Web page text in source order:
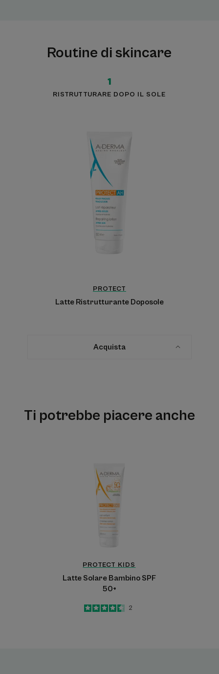
Routine di skincare
1
Latte
RISTRUTTURARE DOPO IL SOLE
PROTECT
Latte Ristrutturante Doposole
Acquista
Ti potrebbe piacere anche
Solare
Bambino
SPF
50+
PROTECT KIDS
Latte Solare Bambino SPF
50+
4.5
/
5
2